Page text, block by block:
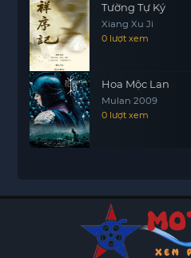
Tường Tự Ký
Xiang Xu Ji
0 lượt xem
Hoa Mộc Lan
Mulan 2009
0 lượt xem